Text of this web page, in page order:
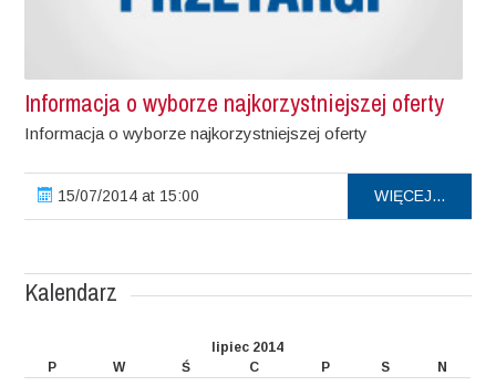
Informacja o wyborze najkorzystniejszej oferty
Informacja o wyborze najkorzystniejszej oferty
15/07/2014 at 15:00 WIĘCEJ...
Kalendarz
lipiec 2014
P
W Ś C P S N